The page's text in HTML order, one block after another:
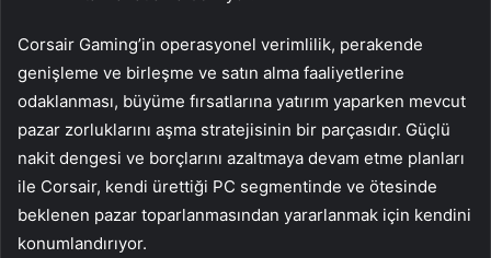
Corsair Gaming’in operasyonel verimlilik, perakende
genişleme ve birleşme ve satın alma faaliyetlerine
odaklanması, büyüme fırsatlarına yatırım yaparken mevcut
pazar zorluklarını aşma stratejisinin bir parçasıdır. Güçlü
nakit dengesi ve borçlarını azaltmaya devam etme planları
ile Corsair, kendi ürettiği PC segmentinde ve ötesinde
beklenen pazar toparlanmasından yararlanmak için kendini
konumlandırıyor.